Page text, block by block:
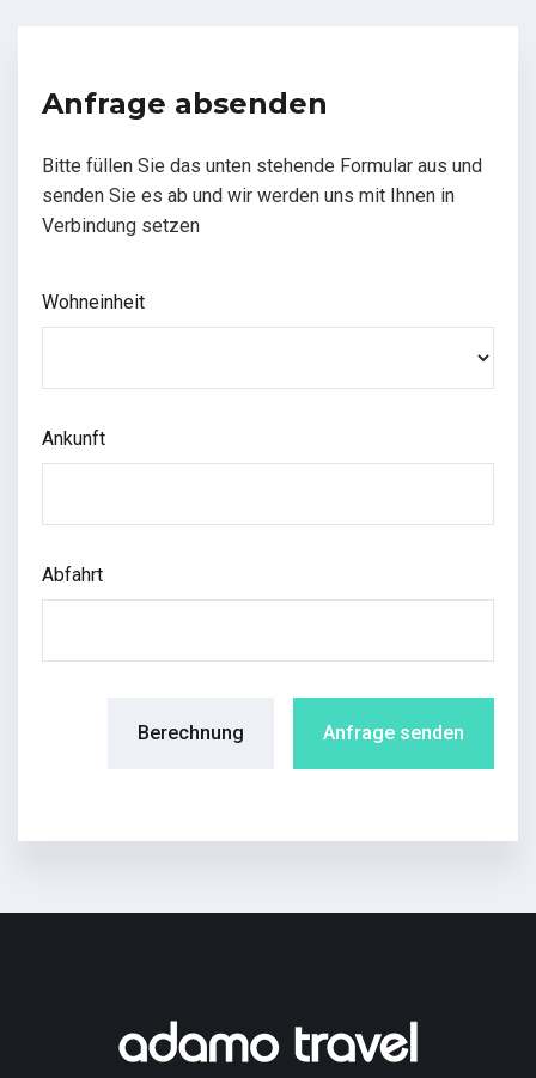
Anfrage absenden
Bitte füllen Sie das unten stehende Formular aus und
senden Sie es ab und wir werden uns mit Ihnen in
Verbindung setzen
Wohneinheit
Ankunft
Abfahrt
Berechnung Anfrage senden